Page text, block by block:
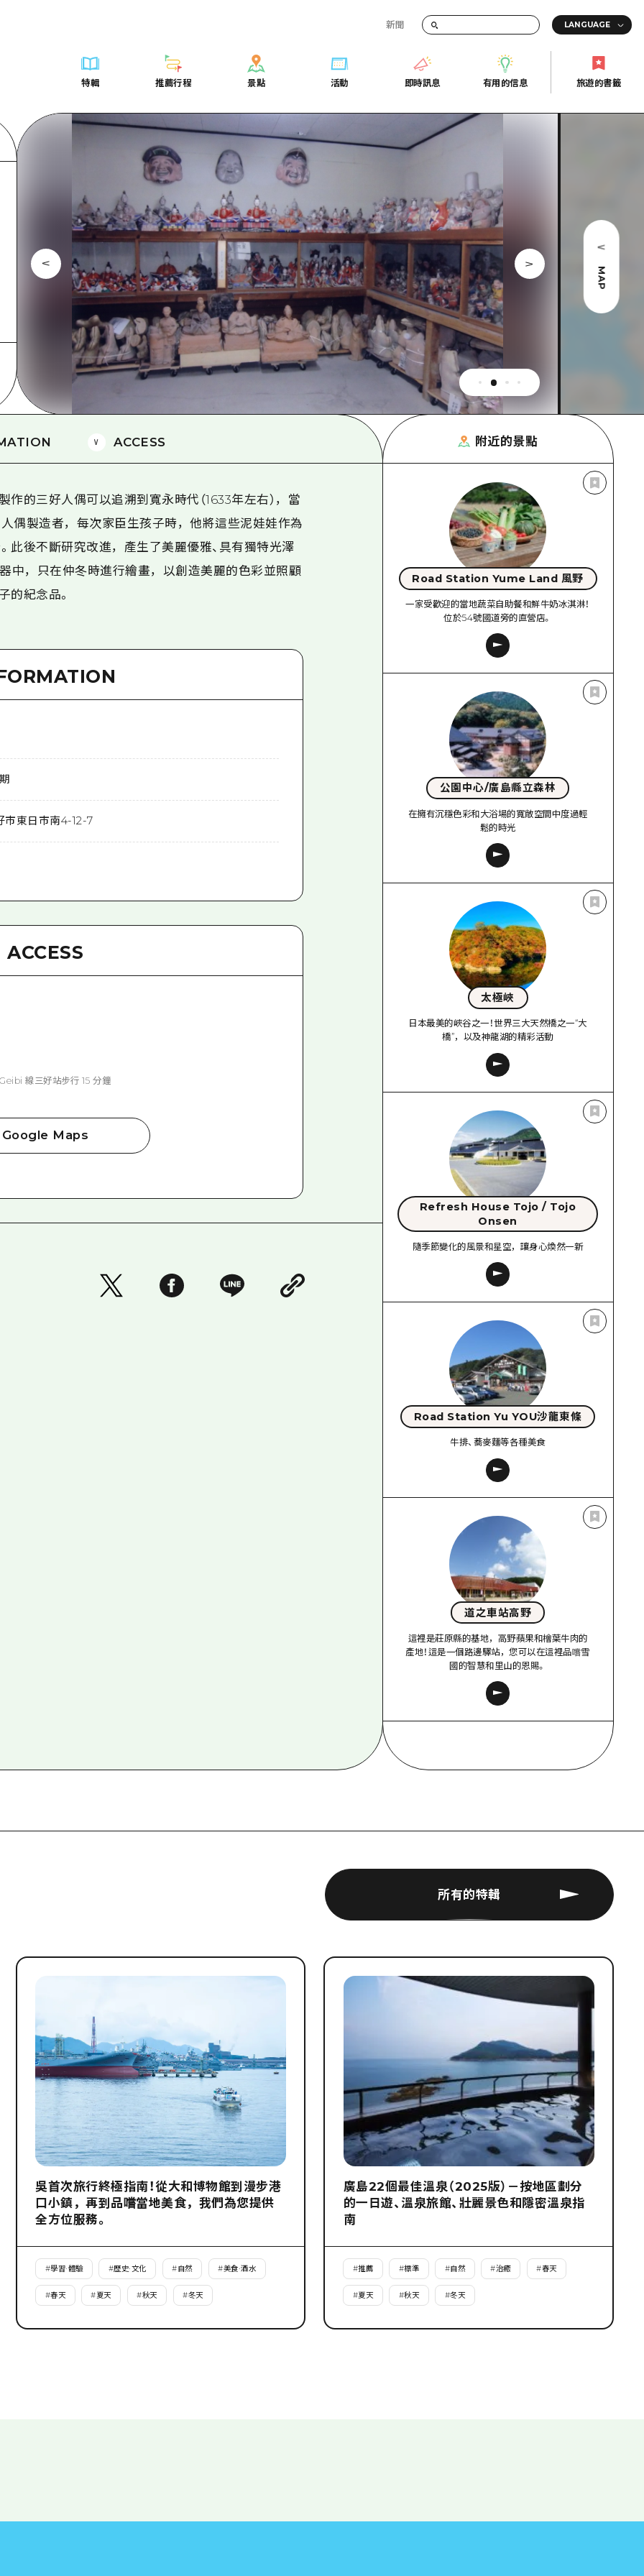
新聞
特輯
運動
夜晚生活
世界遺產
學習·體驗
標準
歷史·文化
治癒
自然
推薦行程
Dive! Hiroshima 官方向導
廣島隨意旅行
廣島市內
安芸
答對了
美北
藝北
宮島周邊
東山口
短途旅行
半天
一日遊
1晚2天
2晚3天
景點
安芸
答對了
美北
藝北
宮島周邊
東山口
愛媛
島根
活動
即時訊息
有用的信息
列表
存取
輔助流量摘要
設施擁堵
超值遊覽門票
行李寄存及運送服務
廣島好客通行證
廣島免費 Wi-Fi
面向外國遊客的街角旅遊信息中心
志願者指南
廣島視頻
照片下載
災難發生期間的交通資訊
廣島縣觀光宣傳冊
旅遊的書籤
美食·酒水 世界遺產
歷史·文化
自然
Dive! Hiroshima 官方向導
藝北
宮島周邊
東山口
2晚3天
美北
藝北
宮島周邊
東山口
愛媛
島根
送服務
廣島免費 Wi-Fi
面向外國遊客的街角旅遊信息中心 災難發生期間的交通資訊
MAP
ACCESS
的三好人偶可以追溯到寬永時代（1633年左右），當
偶製造者，每次家臣生孩子時，他將這些泥娃娃作為
此後不斷研究改進，產生了美麗優雅、具有獨特光澤
中，只在仲冬時進行繪畫，以創造美麗的色彩並照顧
的紀念品。
市東日市南4-12-7
ACCESS
線三好站步行 15 分鐘
Google Maps
附近的景點
Road Station Yume Land 風野
一家受歡迎的當地蔬菜自助餐和鮮牛奶冰淇淋！
位於54號國道旁的直營店。
公園中心/廣島縣立森林
在擁有沉穩色彩和大浴場的寬敞空間中度過輕
鬆的時光
太極峽
日本最美的峽谷之一！世界三大天然橋之一“大
橋”，以及神龍湖的精彩活動
Refresh House Tojo / Tojo
Onsen
隨季節變化的風景和星空，讓身心煥然一新
Road Station Yu YOU沙龍東條
牛排、蕎麥麵等各種美食
道之車站高野
這裡是莊原縣的基地，高野蘋果和檜葉牛肉的
產地！這是一個路邊驛站，您可以在這裡品嚐雪
國的智慧和里山的恩賜。
所有的特輯
吳首次旅行終極指南！從大和博物館到漫步港
口小鎮，再到品嚐當地美食，我們為您提供
全方位服務。
#學習·體驗 #歷史·文化 #自然 #美食·酒水
#春天 #夏天 #秋天 #冬天
廣島22個最佳溫泉（2025版）－按地區劃分
的一日遊、溫泉旅館、壯麗景色和隱密溫泉指
南
#推薦 #標準 #自然 #治癒 #春天
#夏天 #秋天 #冬天